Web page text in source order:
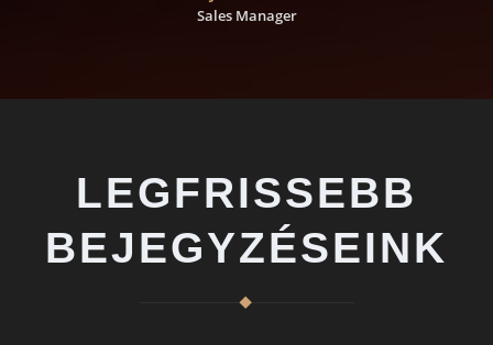
Sales Manager
LEGFRISSEBB
BEJEGYZÉSEINK